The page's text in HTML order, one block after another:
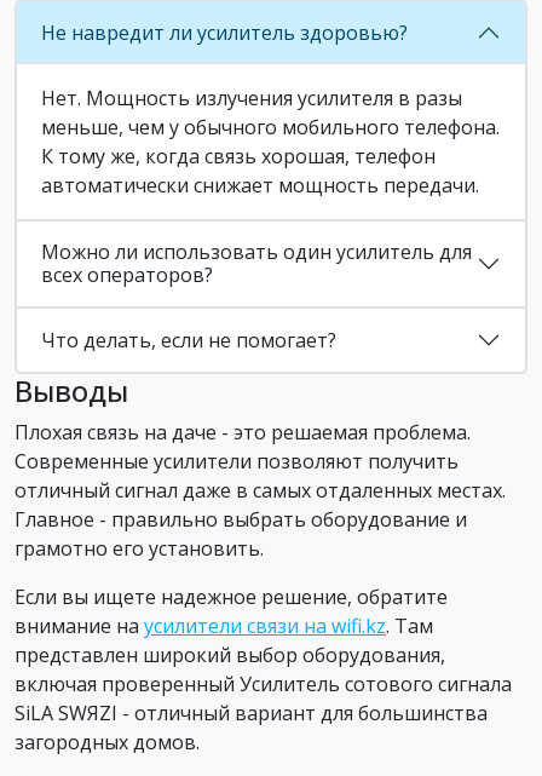
Не навредит ли усилитель здоровью?
Нет. Мощность излучения усилителя в разы
меньше, чем у обычного мобильного телефона.
К тому же, когда связь хорошая, телефон
автоматически снижает мощность передачи.
Можно ли использовать один усилитель для
всех операторов?
Что делать, если не помогает?
Выводы
Плохая связь на даче - это решаемая проблема.
Современные усилители позволяют получить
отличный сигнал даже в самых отдаленных местах.
Главное - правильно выбрать оборудование и
грамотно его установить.
Если вы ищете надежное решение, обратите
внимание на усилители связи на wifi.kz. Там
представлен широкий выбор оборудования,
включая проверенный Усилитель сотового сигнала
SiLA SWЯZI - отличный вариант для большинства
загородных домов.